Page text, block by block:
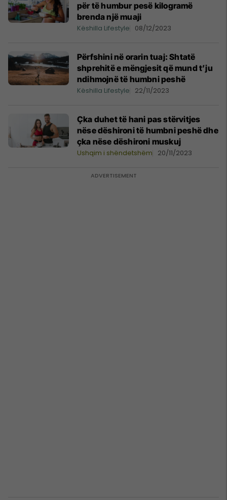
për të humbur pesë kilogramë
brenda një muaji
Këshilla Lifestyle 08/12/2023
Përfshini në orarin tuaj: Shtatë
shprehitë e mëngjesit që mund t’ju
ndihmojnë të humbni peshë
Këshilla Lifestyle 22/11/2023
Çka duhet të hani pas stërvitjes
nëse dëshironi të humbni peshë dhe
çka nëse dëshironi muskuj
Ushqim i shëndetshëm 20/11/2023